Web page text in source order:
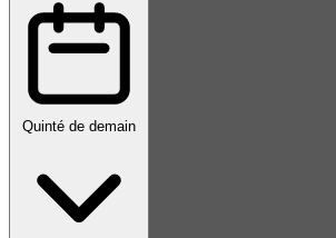
Quinté de demain